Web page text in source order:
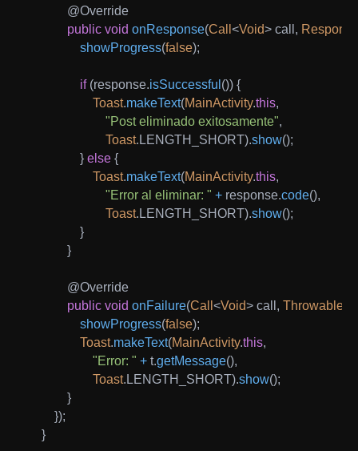
@Override
public void onResponse(Call <Void> call ,
showProgress(false);
if (response.isSuccessful ()) {
Toast.makeText(MainActivity.this,
"Post eliminado exitosamente",
Toast. LENGTH_SHORT).show();
} else {
Toast.makeText(MainActivity.this,
"Error al eliminar: " + response.code(),
Toast. LENGTH_SHORT).show();
}
}
@Override
public void onFailure(Call <Void> call , Throwable
showProgress(false);
Toast.makeText(MainActivity.this,
"Error: " + t.getMessage(),
Toast. LENGTH_SHORT).show();
}
});
}